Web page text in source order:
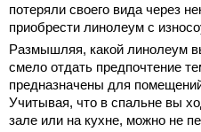
потеряли своего вида через
приобрести линолеум с
Размышляя, какой линолеум
смело отдать предпочтение
предназначены для
Учитывая, что в спальне вы
зале или на кухне, можно не